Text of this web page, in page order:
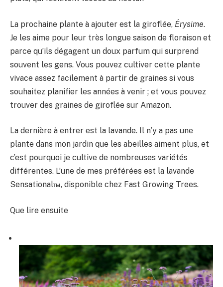
La prochaine plante à ajouter est la giroflée, Érysime.
Je les aime pour leur très longue saison de floraison et
parce qu’ils dégagent un doux parfum qui surprend
souvent les gens. Vous pouvez cultiver cette plante
vivace assez facilement à partir de graines si vous
souhaitez planifier les années à venir ; et vous pouvez
trouver des graines de giroflée sur Amazon.
La dernière à entrer est la lavande. Il n’y a pas une
plante dans mon jardin que les abeilles aiment plus, et
c’est pourquoi je cultive de nombreuses variétés
différentes. L’une de mes préférées est la lavande
Sensational™, disponible chez Fast Growing Trees.
Que lire ensuite